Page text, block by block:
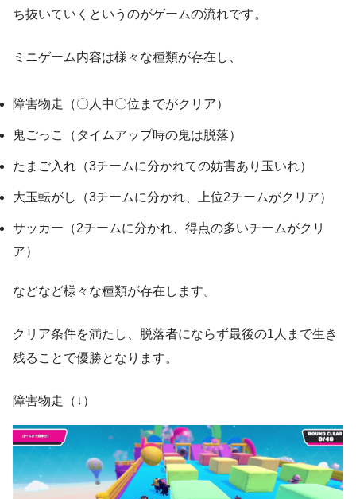
ち抜いていくというのがゲームの流れです。
ミニゲーム内容は様々な種類が存在し、
障害物走（〇人中〇位までがクリア）
鬼ごっこ（タイムアップ時の鬼は脱落）
たまご入れ（3チームに分かれての妨害あり玉いれ）
大玉転がし（3チームに分かれ、上位2チームがクリア）
サッカー（2チームに分かれ、得点の多いチームがクリ
ア）
などなど様々な種類が存在します。
クリア条件を満たし、脱落者にならず最後の1人まで生き
残ることで優勝となります。
障害物走（↓）